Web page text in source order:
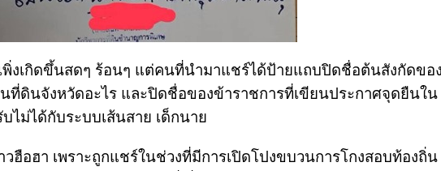
พิ่งเกิดขึ้นสดๆ ร้อนๆ แต่คนที่นำมาแชร์ได้ป้ายแถบปิดชื่อต้นสังกัดของ
ที่ดินจังหวัดอะไร และปิดชื่อของข้าราชการที่เขียนประกาศจุดยืนใน
ไม่ได้กับระบบเส้นสาย เด็กนาย
วฮือฮา เพราะถูกแชร์ในช่วงที่มีการเปิดโปงขบวนการโกงสอบท้องถิ่น